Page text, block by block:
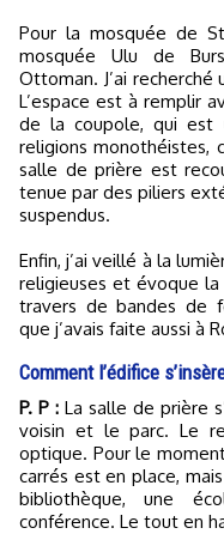
Pour la mosquée de
mosquée Ulu de
Ottoman. J’ai
L’espace est à remplir
de la coupole, qui est
religions monothéistes,
salle de prière est
tenue par des piliers
suspendus.
Enfin, j’ai veillé à la
religieuses et évoque
travers de bandes de
que j’avais faite aussi à
Comment l’édifice
P. P : La salle de prière
voisin et le parc. Le
optique. Pour le
carrés est en place,
bibliothèque, une
conférence. Le tout en